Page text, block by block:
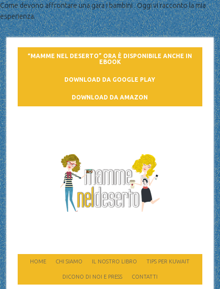
Come devono affrontare una gara i bambini . Oggi vi racconto la mia
esperienza.
“MAMME NEL DESERTO” ORA È DISPONIBILE ANCHE IN
EBOOK
DOWNLOAD DA GOOGLE PLAY
DOWNLOAD DA AMAZON
HOME CHI SIAMO IL NOSTRO LIBRO TIPS PER KUWAIT
DICONO DI NOI E PRESS CONTATTI